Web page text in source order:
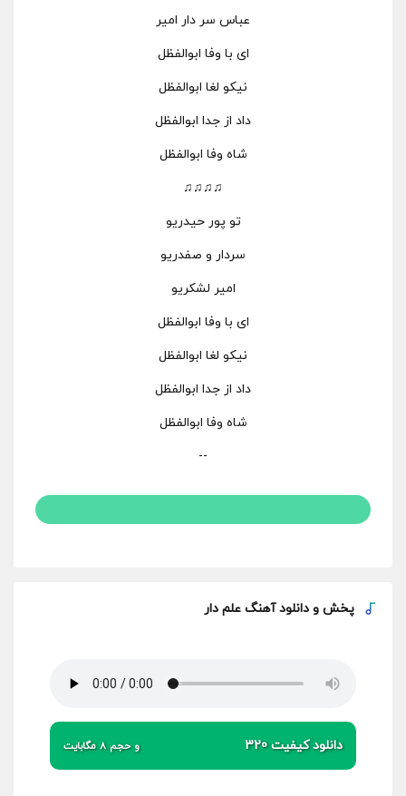
عباس سر دار امیر
ای با وفا ابوالفظل
نیکو لغا ابوالفظل
داد از جدا ابوالفظل
شاه وفا ابوالفظل
♫♫♫♫
تو پور حیدریو
سردار و صفدریو
امیر لشکریو
ای با وفا ابوالفظل
نیکو لغا ابوالفظل
داد از جدا ابوالفظل
شاه وفا ابوالفظل
--
پخش و دانلود آهنگ علم دار
دانلود کیفیت 320 و حجم 8 مگابایت